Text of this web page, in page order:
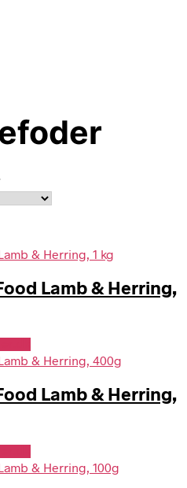
Lamb & Herring,
Lamb & Herring,